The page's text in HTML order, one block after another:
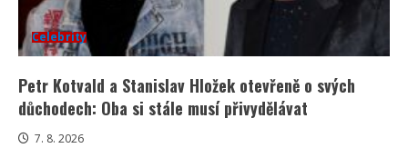
Celebrity
Petr Kotvald a Stanislav Hložek otevřeně o svých
důchodech: Oba si stále musí přivydělávat
7. 8. 2026